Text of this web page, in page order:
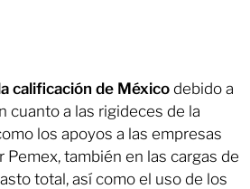
calificación de Méxicodebido a
cuanto a las rigideces de la
los apoyos a las empresas
Pemex, también en las cargas de
total, así como el uso de los